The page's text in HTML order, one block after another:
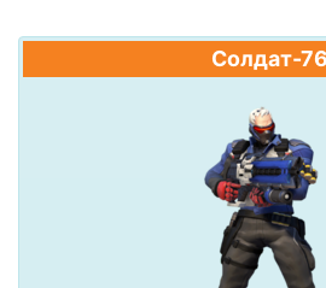
Солдат-76